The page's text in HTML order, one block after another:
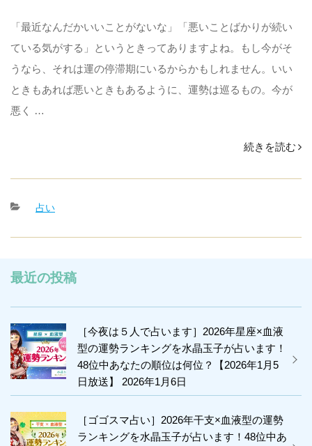
ON「最近なんだかいいことがないな」「悪いことばかりが続い
ている気がする」というときってありますよね。もし今がそ
うなら、それは運の停滞期にいるからかもしれません。いい
ときもあれば悪いときもあるように、運勢は巡るもの。今が
悪く …
“最
運
の
迷
期…？
幸
続きを読む
カ
ゴ
ー
占い
最近の投稿
［今夜は５人で占います］2026年星座×血液
型の運勢ランキングを水晶玉子が占います！
48位中あなたの順位は何位？【2026年1月5
日放送】
2026年1月6日
［ゴゴスマ占い］2026年干支×血液型の運勢
ランキングを水晶玉子が占います！48位中あ